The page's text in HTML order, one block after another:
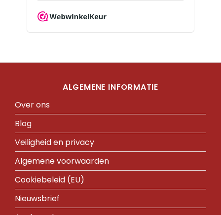
ALGEMENE INFORMATIE
Over ons
Blog
Veiligheid en privacy
Algemene voorwaarden
Cookiebeleid (EU)
Nieuwsbrief